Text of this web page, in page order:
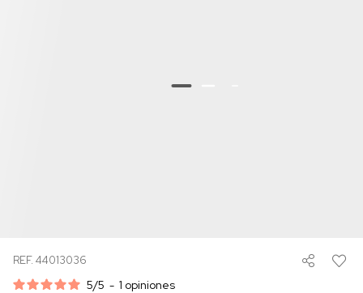
REF. 44013036
5/5 - 1 opiniones